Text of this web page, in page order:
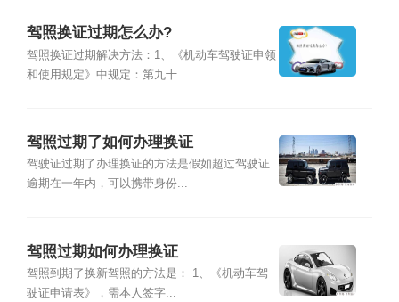
驾照换证过期怎么办?
驾照换证过期解决方法：1、《机动车驾驶证申领
和使用规定》中规定：第九十...
驾照过期了如何办理换证
驾驶证过期了办理换证的方法是假如超过驾驶证
逾期在一年内，可以携带身份...
驾照过期如何办理换证
驾照到期了换新驾照的方法是： 1、《机动车驾
驶证申请表》，需本人签字...